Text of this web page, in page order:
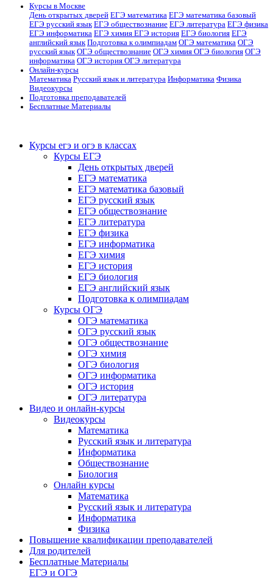
Курсы в Москве
День открытых дверей ЕГЭ математика ЕГЭ математика базовый
ЕГЭ русский язык ЕГЭ обществознание ЕГЭ литература ЕГЭ физика
ЕГЭ информатика ЕГЭ химия ЕГЭ история ЕГЭ биология ЕГЭ
английский язык Подготовка к олимпиадам ОГЭ математика ОГЭ
русский язык ОГЭ обществознание ОГЭ химия ОГЭ биология ОГЭ
информатика ОГЭ история ОГЭ литература
Онлайн-курсы
Математика Русский язык и литература Информатика Физика
Видеокурсы
Подготовка преподавателей
Бесплатные Материалы
Курсы егэ и огэ в классах
Курсы ЕГЭ
День открытых дверей
ЕГЭ математика
ЕГЭ математика базовый
ЕГЭ русский язык
ЕГЭ обществознание
ЕГЭ литература
ЕГЭ физика
ЕГЭ информатика
ЕГЭ химия
ЕГЭ история
ЕГЭ биология
ЕГЭ английский язык
Подготовка к олимпиадам
Курсы ОГЭ
ОГЭ математика
ОГЭ русский язык
ОГЭ обществознание
ОГЭ химия
ОГЭ биология
ОГЭ информатика
ОГЭ история
ОГЭ литература
Видео и онлайн-курсы
Видеокурсы
Математика
Русский язык и литература
Информатика
Обществознание
Биология
Онлайн курсы
Математика
Русский язык и литература
Информатика
Физика
Повышение квалификации преподавателей
Для родителей
Бесплатные Материалы
ЕГЭ и ОГЭ